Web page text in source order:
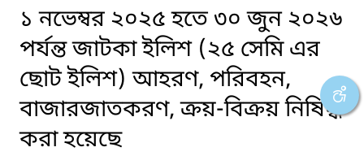
১ নভেম্বর ২০২৫ হতে ৩০ জুন ২০২৬
পর্যন্ত জাটকা ইলিশ (২৫ সেমি এর
ছোট ইলিশ) আহরণ, পরিবহন,
বাজারজাতকরণ, ক্রয়-বিক্রয় নিষিদ্ধ
করা হয়েছে